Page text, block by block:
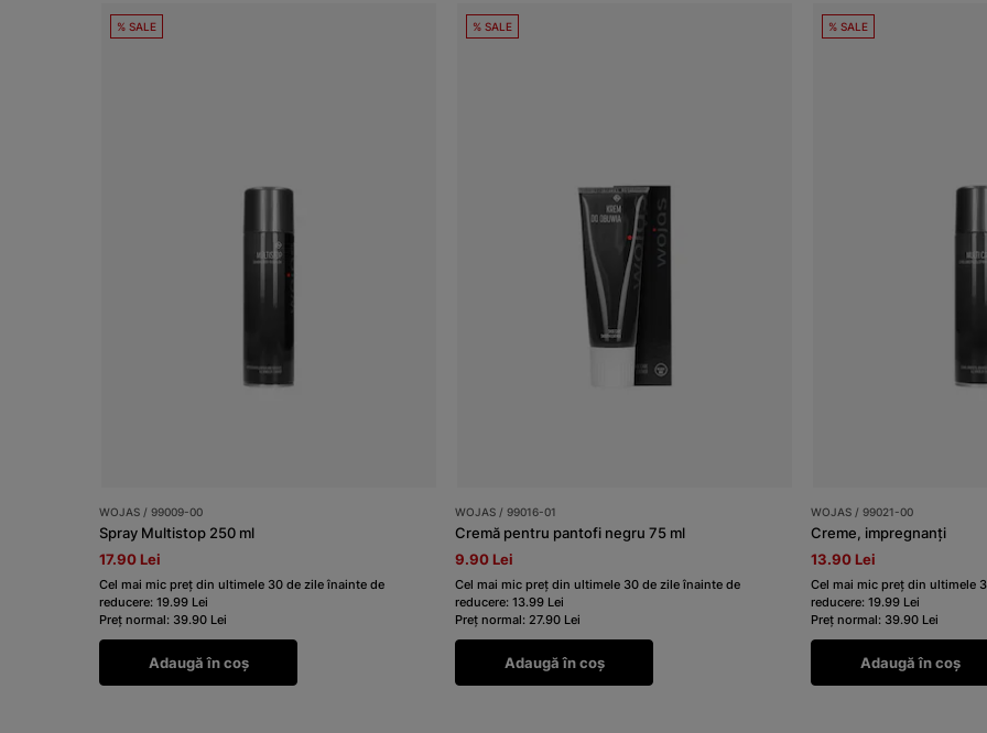
% SALE
WOJAS / 99009-00
Spray Multistop 250 ml
17.90 Lei
Cel mai mic preț din ultimele 30 de zile înainte de
reducere: 19.99 Lei
Preț normal: 39.90 Lei
Adaugă în coș
% SALE
WOJAS / 99016-01
Cremă pentru pantofi negru 75 ml
9.90 Lei
Cel mai mic preț din ultimele 30 de zile înainte de
reducere: 13.99 Lei
Preț normal: 27.90 Lei
Adaugă în coș
% SALE
WOJAS / 99021-00
Creme, impregnanți
13.90 Lei
Cel mai mic preț din ultimele
reducere: 19.99 Lei
Preț normal: 39.90 Lei
Adaugă în coș